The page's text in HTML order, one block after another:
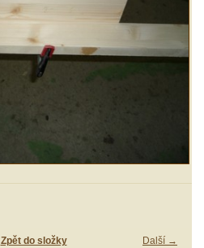
Další →
Zpět do složky